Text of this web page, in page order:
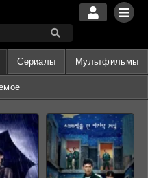
Сериалы Мультфильмы